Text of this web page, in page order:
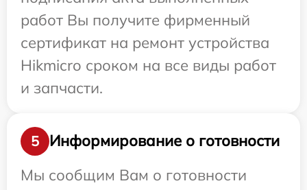
работ Вы получите фирменный
сертификат на ремонт устройства
Hikmicro сроком на все виды работ
и запчасти.
5
Информирование о готовности
Мы сообщим Вам о готовности